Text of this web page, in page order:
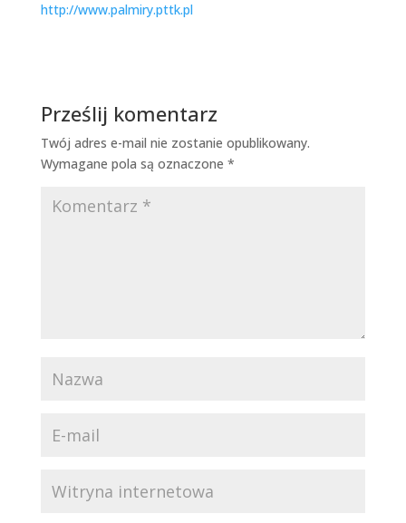
http://www.palmiry.pttk.pl
Prześlij komentarz
Twój adres e-mail nie zostanie opublikowany.
Wymagane pola są oznaczone *